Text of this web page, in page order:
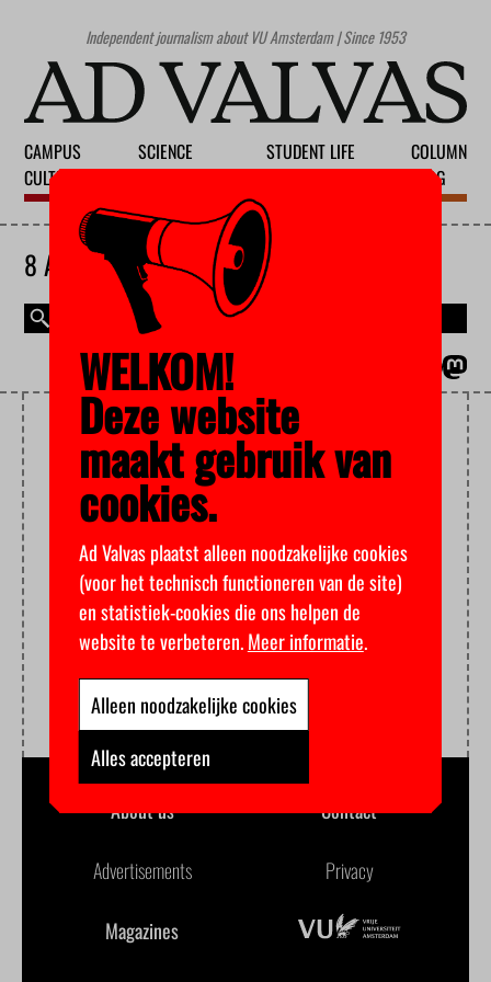
Independent journalism about VU Amsterdam | Since 1953
CAMPUS
CULTURE
SCIENCE
STUDENT LIFE
COLUMN
BLOG
8 AUGUST 2026
MAGAZINE
SCIENCE
About us Contact
Advertisements Privacy
Magazines
WELKOM!
Deze website
maakt gebruik van
cookies.
Ad Valvas plaatst alleen noodzakelijke cookies
(voor het technisch functioneren van de site)
en statistiek-cookies die ons helpen de
website te verbeteren.Meer informatie.
Alleen noodzakelijke cookies
Alles accepteren